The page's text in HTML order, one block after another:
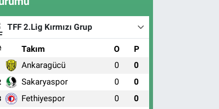
TFF 2.Lig Kırmızı Grup
Takım O P
Ankaragücü 0 0
Sakaryaspor 0 0
Fethiyespor 0 0